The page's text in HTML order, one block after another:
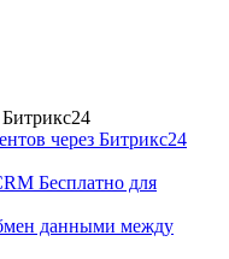
через Битрикс24
Бесплатно для
данными между